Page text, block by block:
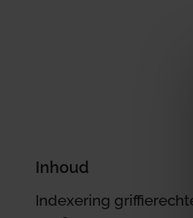
Inhoud
Indexering